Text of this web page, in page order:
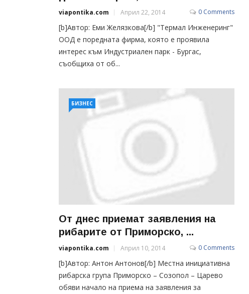
viapontika.com Април 22, 2014 0 Comments
[b]Автор: Еми Желязкова[/b] "Термал Инженеринг"
ООД е поредната фирма, която е проявила
интерес към Индустриален парк - Бургас,
съобщиха от об...
БИЗНЕС
От днес приемат заявления на
рибарите от Приморско, ...
viapontika.com Април 10, 2014 0 Comments
[b]Автор: Антон Антонов[/b] Местна инициативна
рибарска група Приморско – Созопол – Царево
обяви начало на приема на заявления за